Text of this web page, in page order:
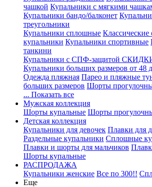
чашкой Купальники с мягкими
Купальники бандо/балконет
треугольники
Купальники сплошные
купальники Купальники спортивные
танкини
Купальники с СПФ-защитой
Купальники больших размеров от 48
Одежда пляжная Парео и пляжные
больших размеров Шорты
... Показать все
Мужская коллекция
Шорты купальные Шорты
Детская коллекция
Купальники для девочек Плавки для
Раздельные купальники Сплошные
Плавки и шорты для мальчиков
Шорты купальные
РАСПРОДАЖА
Купальники женские Все по 300!!
Еще